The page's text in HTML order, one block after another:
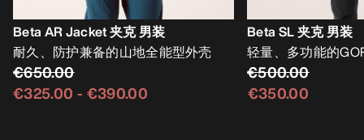
Beta AR Jacket 夹克 男装
耐久、防护兼备的山地全能型外壳
€650.00
€325.00 - €390.00
Beta SL 夹克 男装
轻量、多功能的
€500.00
€350.00